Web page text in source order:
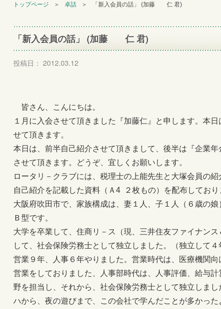
トップページ ＞ 卓話 ＞ 「新入会員の話」 (加藤 仁 君)
「新入会員の話」 (加藤 仁 君)
投稿日： 2012.03.12
皆さん、こんにちは。
１月に入会させて頂きました『加藤仁』と申します。本
せて頂きます。
本日は、前半自己紹介させて頂きまして、後半は『企業
させて頂きます。どうぞ、宜しくお願いします。
ロータリ－クラブには、税理士の上能先生と大塚会員の
自己紹介を記載した資料（Ａ4 ２枚もの）を配布してお
大阪府吹田市で、家族構成は、妻１人、子１人（６歳の
Ｂ型です。
大学を卒業して、住商リ－ス（現、三井住友ファイナン
して、社会保険労務士として独立しました。（独立して
営業９年、人事６年やりました。営業時代は、医療機関
営業をしておりました、人事部時代は、人事評価、給与
野を担当し、それから、社会保険労務士として独立しま
ハから、夜の遊びまで、この会社で学んだことが多かっ